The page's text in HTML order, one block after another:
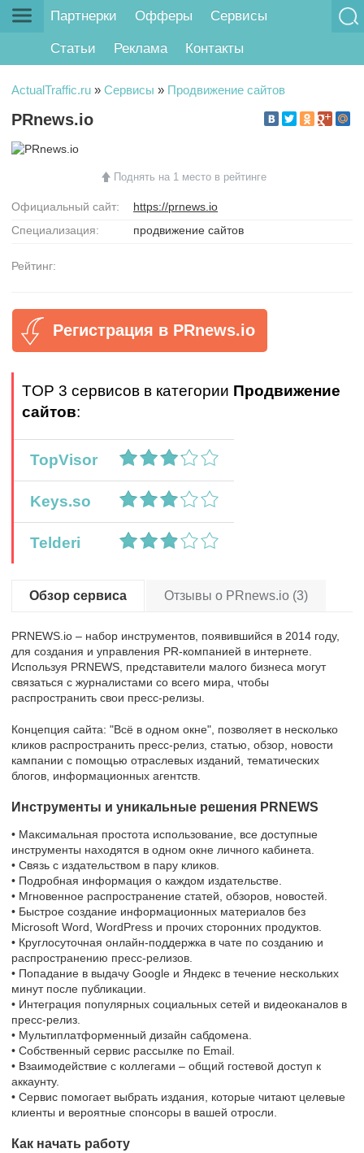
Партнерки Офферы Сервисы
Статьи Реклама Контакты
ActualTraffic.ru » Сервисы » Продвижение сайтов
PRnews.io
Поднять на 1 место в рейтинге
Официальный сайт:
https://prnews.io
Специализация:
продвижение сайтов
Рейтинг:
Регистрация в PRnews.io
TOP 3 сервисов в категории Продвижение
сайтов:
TopVisor
Keys.so
Telderi
Обзор сервиса Отзывы о PRnews.io (3)
PRNEWS.io – набор инструментов, появившийся в 2014 году,
для создания и управления PR-компанией в интернете.
Используя PRNEWS, представители малого бизнеса могут
связаться с журналистами со всего мира, чтобы
распространить свои пресс-релизы.
Концепция сайта: "Всё в одном окне", позволяет в несколько
кликов распространить пресс-релиз, статью, обзор, новости
кампании с помощью отраслевых изданий, тематических
блогов, информационных агентств.
Инструменты и уникальные решения PRNEWS
• Максимальная простота использование, все доступные
инструменты находятся в одном окне личного кабинета.
• Связь с издательством в пару кликов.
• Подробная информация о каждом издательстве.
• Мгновенное распространение статей, обзоров, новостей.
• Быстрое создание информационных материалов без
Microsoft Word, WordPress и прочих сторонних продуктов.
• Круглосуточная онлайн-поддержка в чате по созданию и
распространению пресс-релизов.
• Попадание в выдачу Google и Яндекс в течение нескольких
минут после публикации.
• Интеграция популярных социальных сетей и видеоканалов в
пресс-релиз.
• Мультиплатформенный дизайн сабдомена.
• Собственный сервис рассылке по Email.
• Взаимодействие с коллегами – общий гостевой доступ к
аккаунту.
• Сервис помогает выбрать издания, которые читают целевые
клиенты и вероятные спонсоры в вашей отросли.
Как начать работу